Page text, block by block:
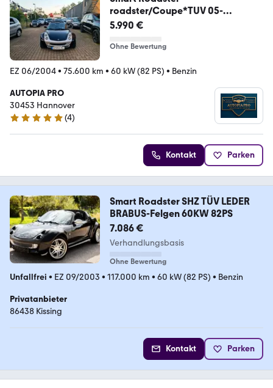
roadster/Coupe*TUV 05-
27*INSP.NEU
5.990 €
Ohne Bewertung
EZ 06/2004• 75.600 km • 60 kW (82 PS) • Benzin
AUTOPIA PRO
30453 Hannover
4.8 Sterne
(4)
Kontakt Parken
Smart Roadster SHZ TÜV LEDER
BRABUS-Felgen 60KW 82PS
7.086 €
Verhandlungsbasis
Ohne Bewertung
Unfallfrei • EZ 09/2003 • 117.000 km • 60 kW (82 PS) • Benzin
Privatanbieter
86438 Kissing
Kontakt Parken